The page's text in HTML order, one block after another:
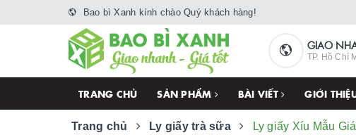
Bao bì Xanh kính chào Quý khách hàng!
GIAO
TP. Hồ Chí
TRANG CHỦ SẢN PHẨM BÀI VIẾT GIỚI
Trang chủ Ly giấy trà sữa Ly giấy Xíu Mẫu